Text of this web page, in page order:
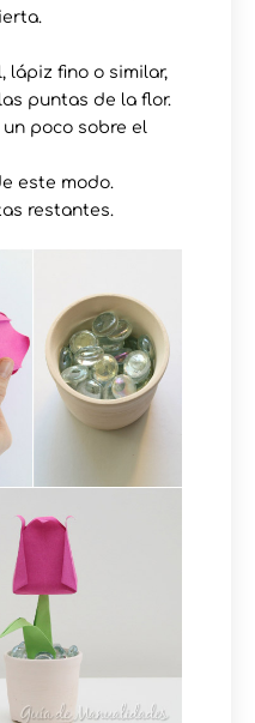
lápiz fino o similar,
puntas de la flor.
un poco sobre el
este modo.
restantes.